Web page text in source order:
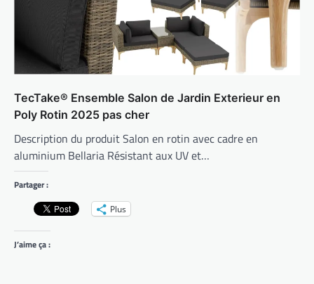
TecTake® Ensemble Salon de Jardin Exterieur en
Poly Rotin 2025 pas cher
Description du produit Salon en rotin avec cadre en
aluminium Bellaria Résistant aux UV et…
Partager :
Plus
J’aime ça :